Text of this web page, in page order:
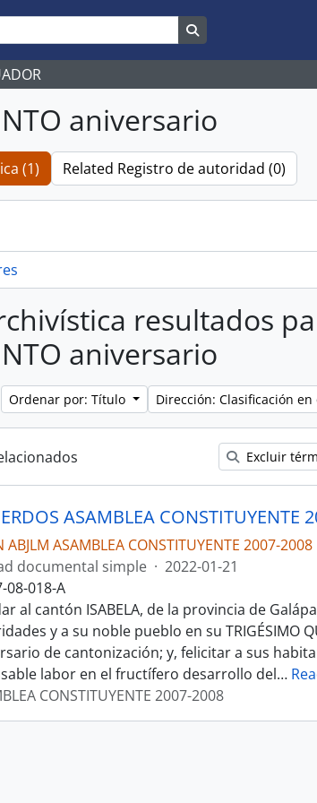
aniversario
(1) Related Registro de autoridad (0)
resultados
aniversario
Ordenar por: Título Dirección: Clasificación
Excluir
ASAMBLEA CONSTITUYENTE
ABJLM ASAMBLEA CONSTITUYENTE 2007-2008
documental simple · 2022-01-21
08-018-A
al cantón ISABELA, de la provincia de
y a su noble pueblo en su TRIGÉSIMO
de cantonización; y, felicitar a sus
labor en el fructífero desarrollo del…
CONSTITUYENTE 2007-2008